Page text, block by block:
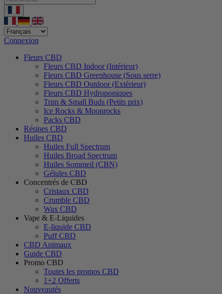
Connexion
Fleurs CBD
Fleurs CBD Indoor (Intérieur)
Fleurs CBD Greenhouse (Sous serre)
Fleurs CBD Outdoor (Extérieur)
Fleurs CBD Hydroponiques
Trim & Small Buds (Petits prix)
Ice Rocks & Moonrocks
Packs CBD
Résines CBD
Huiles CBD
Huiles Full Spectrum
Huiles Broad Spectrum
Huiles Sommeil (CBN)
Gélules CBD
Concentrés de CBD
Cristaux CBD
Crumble CBD
Wax CBD
Vape & E-Liquides
E-liquide CBD
Puff CBD
CBD Animaux
Guide CBD
Promo CBD
Toutes les promos CBD
1+2 Offerts
Nouveautés